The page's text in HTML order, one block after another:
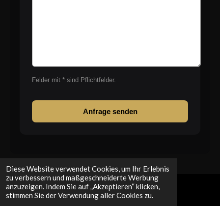
Diese Website verwendet Cookies, um Ihr Erlebnis
zu verbessern und maßgeschneiderte Werbung
anzuzeigen. Indem Sie auf „Akzeptieren“ klicken,
stimmen Sie der Verwendung aller Cookies zu.
Felder mit * sind Pflichtfelder.
Anfrage senden